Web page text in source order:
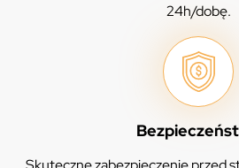
24h/dobę.